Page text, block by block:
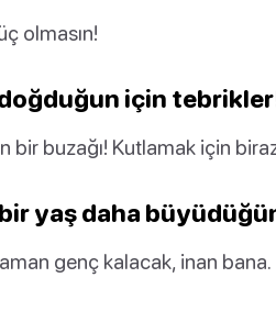
olmasın!
için
bir buzağı! Kutlamak için
yaş daha
genç kalacak, inan bana.